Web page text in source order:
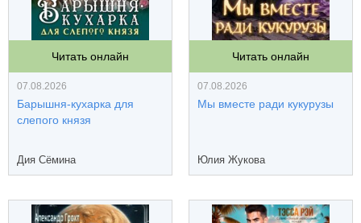
Читать онлайн
07.08.2026
Барышня-кухарка для
слепого князя
Дия Сёмина
Читать онлайн
07.08.2026
Мы вместе ради кукурузы
Юлия Жукова